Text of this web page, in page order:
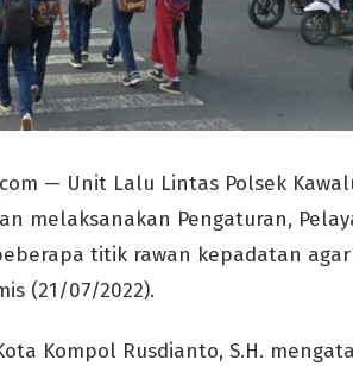
— Unit Lalu Lintas Polsek
melaksanakan Pengaturan,
titik rawan kepadatan agar
(21/07/2022).
Kompol Rusdianto, S.H.